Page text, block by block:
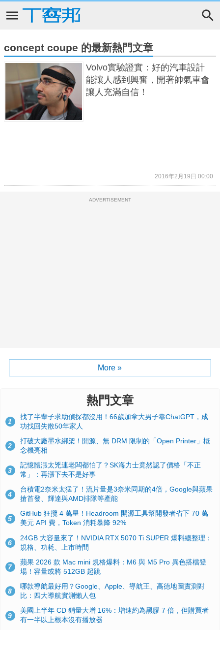
concept coupe 的最新熱門文章
Volvo實驗證實：好的汽車設計
能讓人感到興奮，開著帥氣車會
讓人充滿自信！
2016年2月19日 00:00
ADVERTISEMENT
More »
熱門文章
1
找了半輩子求助偵探都沒用！66歲加拿大男子靠ChatGPT，成
功找回失散50年家人
2
打破大廠墨水綁架！開源、無 DRM 限制的「Open Printer」概
念機亮相
3
記憶體漲太兇連老闆都怕了？SK海力士竟然認了價格「不正
常」：再漲下去不是好事
4
台積電2奈米太猛了！流片量是3奈米同期的4倍，Google與蘋果
搶首發、輝達與AMD排隊等產能
5
GitHub 狂攬 4 萬星！Headroom 開源工具幫開發者省下 70 萬
美元 API 費，Token 消耗暴降 92%
6
24GB 大容量來了！NVIDIA RTX 5070 Ti SUPER 爆料總整理：
規格、功耗、上市時間
7
蘋果 2026 款 Mac mini 規格爆料：M6 與 M5 Pro 異色搭檔登
場！容量或將 512GB 起跳
8
哪款導航最好用？Google、Apple、導航王、高德地圖實測對
比：四大導航實測懶人包
9
美國上半年 CD 銷量大增 16%：增速約為黑膠 7 倍，但購買者
有一半以上根本沒有播放器